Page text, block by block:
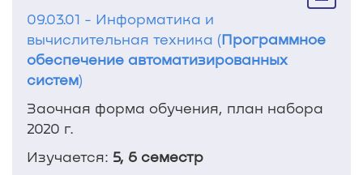
09.03.01 - Информатика и
вычислительная техника (Программное
обеспечение автоматизированных
систем)
Заочная форма обучения, план набора
2020 г.
Изучается: 5, 6 семестр